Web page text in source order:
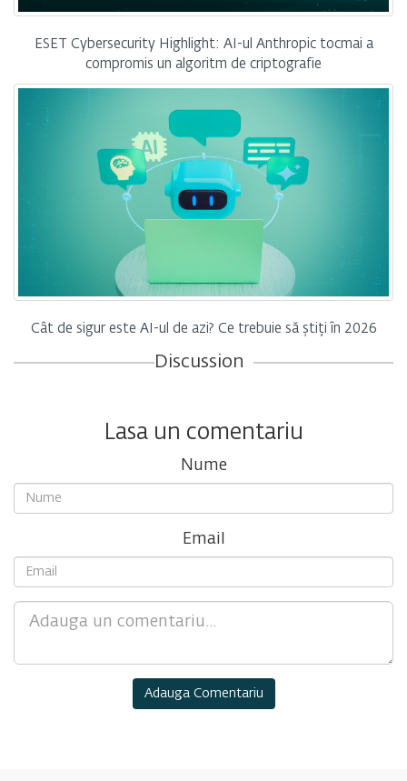
ESET Cybersecurity Highlight: AI-ul Anthropic tocmai a
compromis un algoritm de criptografie
Cât de sigur este AI-ul de azi? Ce trebuie să știți în 2026
Discussion
Lasa un comentariu
Nume
Email